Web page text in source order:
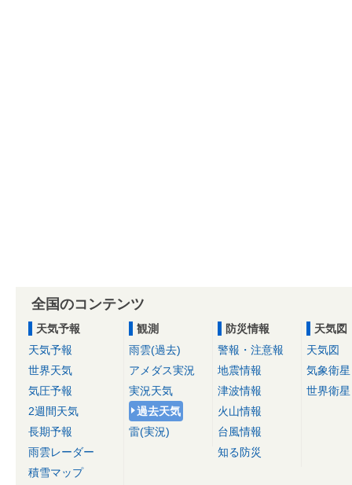
全国のコンテンツ
天気予報
天気予報
世界天気
気圧予報
2週間天気
長期予報
雨雲レーダー
積雪マップ
観測
雨雲(過去)
アメダス実況
実況天気
過去天気
雷(実況)
防災情報
警報・注意報
地震情報
津波情報
火山情報
台風情報
知る防災
天気図
天気図
気象衛星
世界衛星